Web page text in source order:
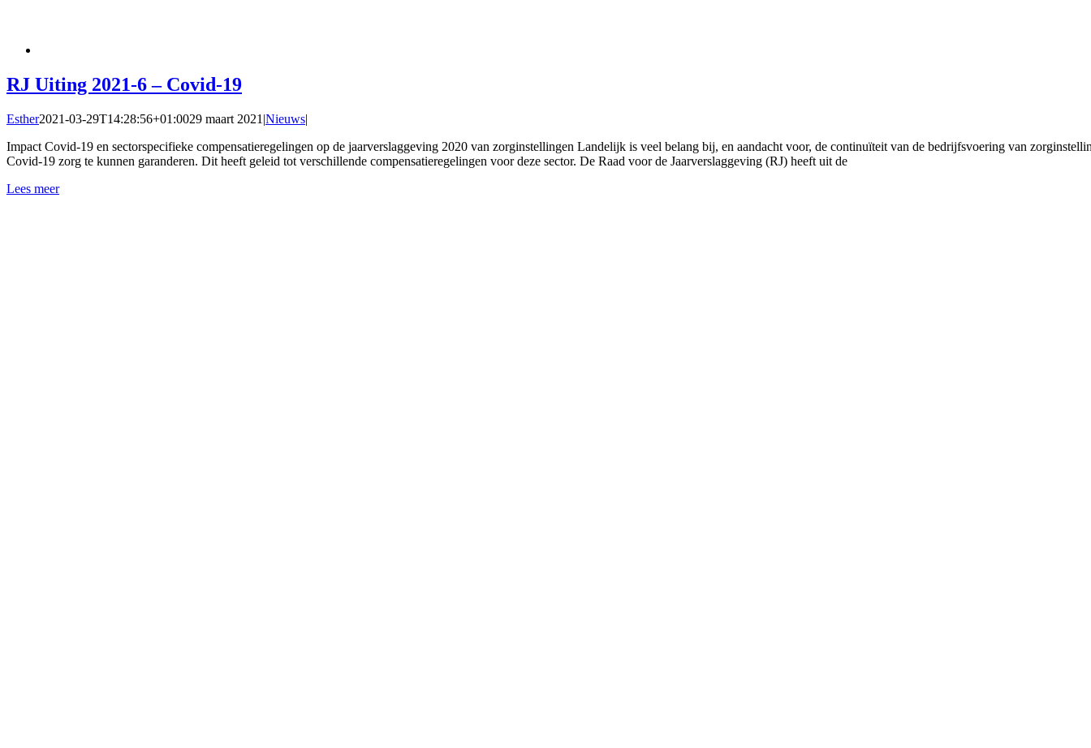
RJ Uiting 2021-6 – Covid-19
Esther2021-03-29T14:28:56+01:0029 maart 2021 |Nieuws|
Impact Covid-19 en sectorspecifieke compensatieregelingen op de jaarverslaggeving 2020 van zorginstellingen Landelijk is veel belang bij, en aandacht voor, de continuïteit van de bedrijfsvoering van
Covid-19 zorg te kunnen garanderen. Dit heeft geleid tot verschillende compensatieregelingen voor deze sector. De Raad voor de Jaarverslaggeving (RJ) heeft uit de
Lees meer